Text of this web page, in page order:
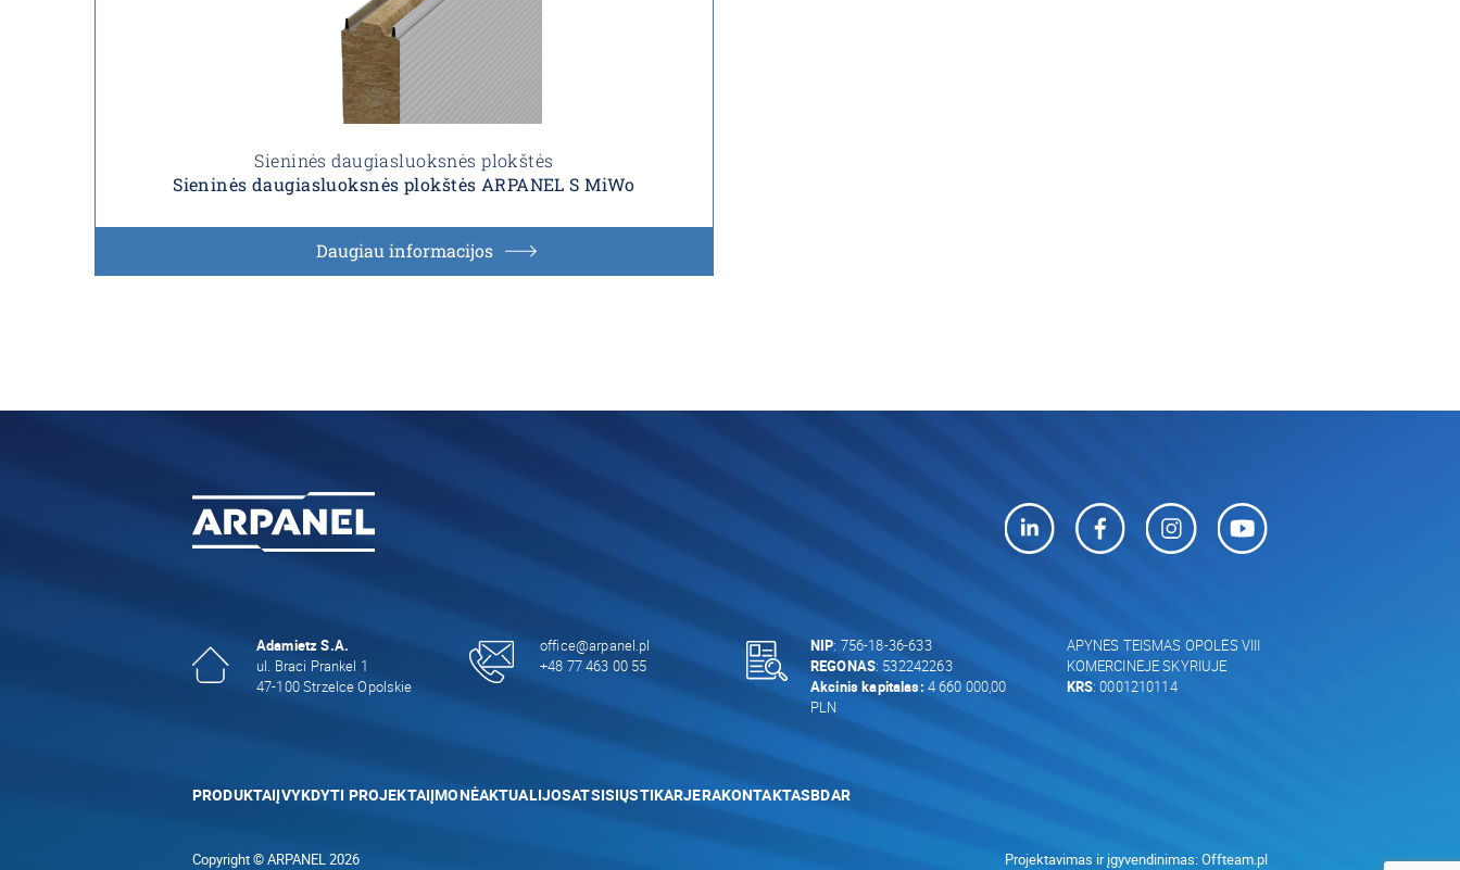
Sieninės daugiasluoksnės plokštės
Sieninės daugiasluoksnės plokštės ARPANEL S MiWo
Daugiau informacijos
Adamietz S.A.
ul. Braci Prankel 1
47-100 Strzelce Opolskie
office@arpanel.pl
+48 77 463 00 55
NIP: 756-18-36-633
REGONAS: 532242263
Akcinis kapitalas: 4 660 000,00
PLN
APYNĖS TEISMAS OPOLĖS VIII
KOMERCINĖJE SKYRIUJE
KRS: 0001210114
PRODUKTAIĮVYKDYTI PROJEKTAIĮMONĖAKTUALIJOSATSISIŲSTIKARJERAKONTAKTASBDAR
Copyright © ARPANEL 2026 Projektavimas ir įgyvendinimas:Offteam.pl